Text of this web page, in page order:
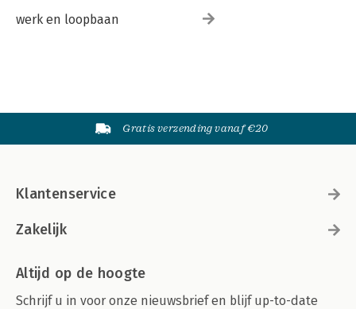
werk en loopbaan
Gratis verzending vanaf €20
Klantenservice
Zakelijk
Altijd op de hoogte
Schrijf u in voor onze nieuwsbrief en blijf up-to-date